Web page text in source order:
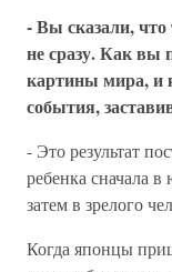
- Вы сказали,
не сразу. Как
картины мира, и
события,
- Это результат
ребенка сначала
затем в зрелого
Когда японцы